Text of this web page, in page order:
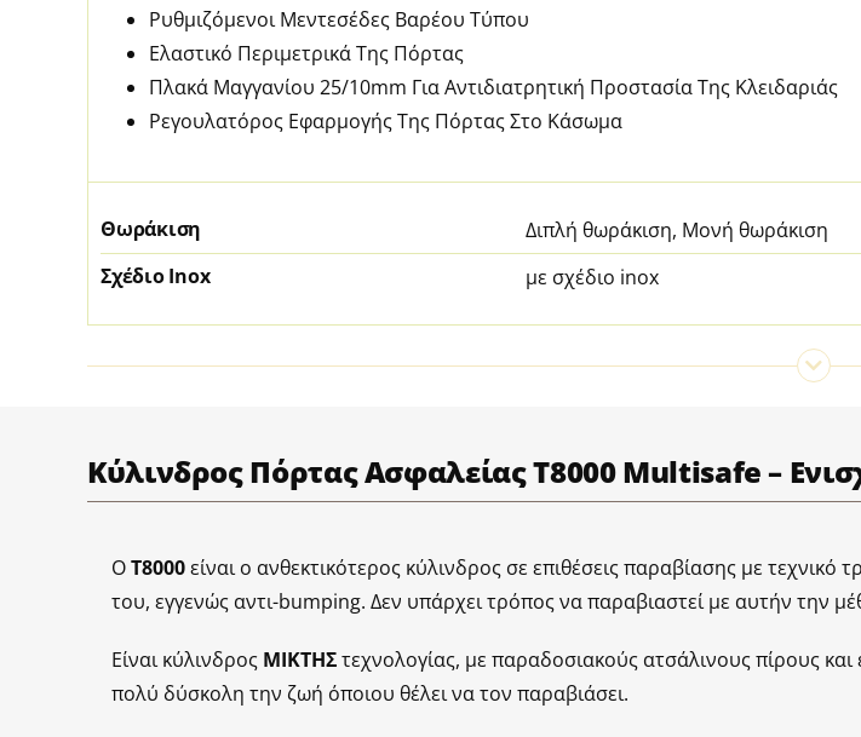
Ρυθμιζόμενοι Μεντεσέδες Βαρέου Τύπου
Ελαστικό Περιμετρικά Της Πόρτας
Πλακά Μαγγανίου 25/10mm Για Αντιδιατρητική Προστασία Της Κλειδαριάς
Ρεγουλατόρος Εφαρμογής Της Πόρτας Στο Κάσωμα
Θωράκιση
Διπλή θωράκιση, Μονή θωράκιση
Σχέδιο Inox
με σχέδιο inox
Κύλινδρος Πόρτας Ασφαλείας T8000 Multisafe –
ΟΤ8000είναι ο ανθεκτικότερος κύλινδρος σε επιθέσεις παραβίασης με
του, εγγενώς αντι-bumping. Δεν υπάρχει τρόπος να παραβιαστεί με αυτήν την
Είναι κύλινδρος MIKTΗΣτεχνολογίας, με παραδοσιακούς ατσάλινους πίρους
πολύ δύσκολη την ζωή όποιου θέλει να τον παραβιάσει.